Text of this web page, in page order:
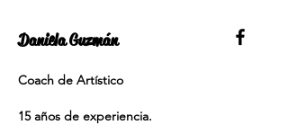
Daniela Guzmán
Coach de Artístico
15 años de experiencia.